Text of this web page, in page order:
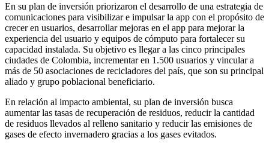
En su plan de inversión priorizaron el desarrollo de una estrategia de
comunicaciones para visibilizar e impulsar la app con el propósito de
crecer en usuarios, desarrollar mejoras en el app para mejorar la
experiencia del usuario y equipos de cómputo para fortalecer su
capacidad instalada. Su objetivo es llegar a las cinco principales
ciudades de Colombia, incrementar en 1.500 usuarios y vincular a
más de 50 asociaciones de recicladores del país, que son su principal
aliado y grupo poblacional beneficiario.
En relación al impacto ambiental, su plan de inversión busca
aumentar las tasas de recuperación de residuos, reducir la cantidad
de residuos llevados al relleno sanitario y reducir las emisiones de
gases de efecto invernadero gracias a los gases evitados.